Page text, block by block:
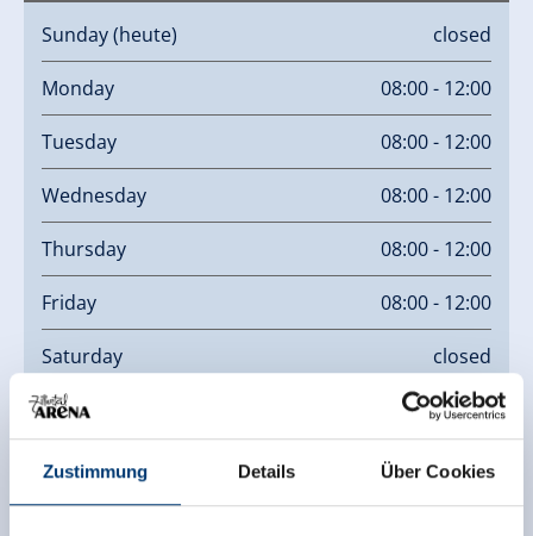
Zustimmung Details Über Cookies
Sunday(heute) closed
Monday 08:00 - 12:00
Tuesday 08:00 - 12:00
Wednesday 08:00 - 12:00
Thursday 08:00 - 12:00
Friday 08:00 - 12:00
Saturday closed
Homepage